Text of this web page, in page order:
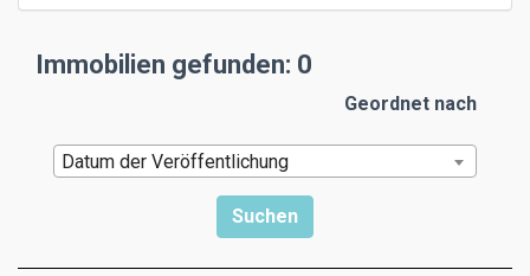
Immobilien gefunden: 0
Geordnet nach
Datum der Veröffentlichung